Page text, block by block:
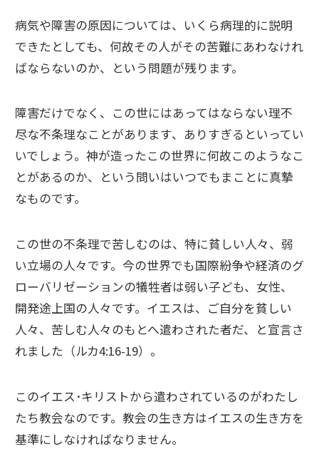
病気や障害の原因については、いくら病理的に説明
できたとしても、何故その人がその苦難にあわなけれ
ばならないのか、という問題が残ります。
障害だけでなく、この世にはあってはならない理不
尽な不条理なことがあります、ありすぎるといってい
いでしょう。神が造ったこの世界に何故このようなこ
とがあるのか、という問いはいつでもまことに真摯
なものです。
この世の不条理で苦しむのは、特に貧しい人々、弱
い立場の人々です。今の世界でも国際紛争や経済のグ
ローバリゼーションの犠牲者は弱い子ども、女性、
開発途上国の人々です。イエスは、ご自分を貧しい
人々、苦しむ人々のもとへ遣わされた者だ、と宣言さ
れました（ルカ4:16-19）。
このイエス･キリストから遣わされているのがわたし
たち教会なのです。教会の生き方はイエスの生き方を
基準にしなければなりません。